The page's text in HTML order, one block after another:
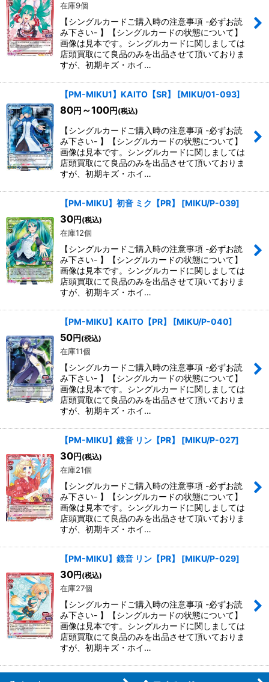
在庫9個
【シングルカードご購入時の注意事項 -必ずお読
み下さい- 】【シングルカードの状態について】
画像は見本です。シングルカードに関しましては
店頭買取にて良品のみを出品させて頂いておりま
すが、初期キズ・ホイ…
【PM-MIKU1】KAITO【SR】 [MIKU/01-093]
80円 ～100円 (税込)
【シングルカードご購入時の注意事項 -必ずお読
み下さい- 】【シングルカードの状態について】
画像は見本です。シングルカードに関しましては
店頭買取にて良品のみを出品させて頂いておりま
すが、初期キズ・ホイ…
【PM-MIKU】初音 ミク【PR】 [MIKU/P-039]
30円 (税込)
在庫12個
【シングルカードご購入時の注意事項 -必ずお読
み下さい- 】【シングルカードの状態について】
画像は見本です。シングルカードに関しましては
店頭買取にて良品のみを出品させて頂いておりま
すが、初期キズ・ホイ…
【PM-MIKU】KAITO【PR】 [MIKU/P-040]
50円 (税込)
在庫11個
【シングルカードご購入時の注意事項 -必ずお読
み下さい- 】【シングルカードの状態について】
画像は見本です。シングルカードに関しましては
店頭買取にて良品のみを出品させて頂いておりま
すが、初期キズ・ホイ…
【PM-MIKU】鏡音 リン【PR】 [MIKU/P-027]
30円 (税込)
在庫21個
【シングルカードご購入時の注意事項 -必ずお読
み下さい- 】【シングルカードの状態について】
画像は見本です。シングルカードに関しましては
店頭買取にて良品のみを出品させて頂いておりま
すが、初期キズ・ホイ…
【PM-MIKU】鏡音 リン【PR】 [MIKU/P-029]
30円 (税込)
在庫27個
【シングルカードご購入時の注意事項 -必ずお読
み下さい- 】【シングルカードの状態について】
画像は見本です。シングルカードに関しましては
店頭買取にて良品のみを出品させて頂いておりま
すが、初期キズ・ホイ…